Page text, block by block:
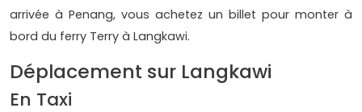
arrivée à Penang, vous achetez un billet pour monter à
bord du ferry Terry à Langkawi.
Déplacement sur Langkawi
En Taxi